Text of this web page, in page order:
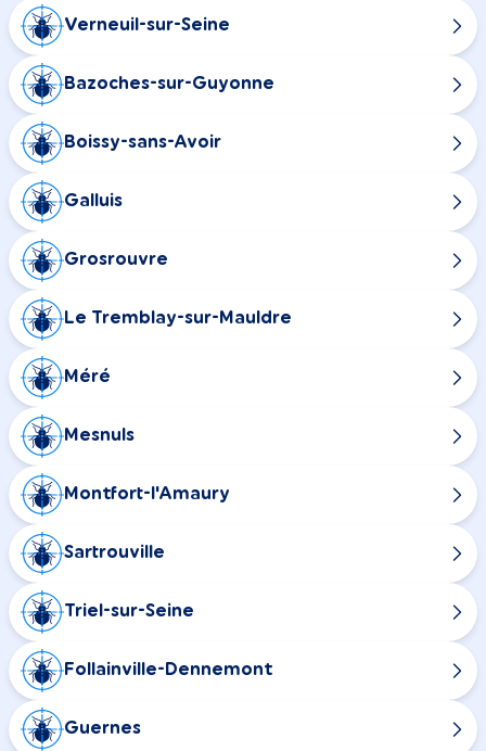
Verneuil-sur-Seine
Bazoches-sur-Guyonne
Boissy-sans-Avoir
Galluis
Grosrouvre
Le Tremblay-sur-Mauldre
Méré
Mesnuls
Montfort-l'Amaury
Sartrouville
Triel-sur-Seine
Follainville-Dennemont
Guernes